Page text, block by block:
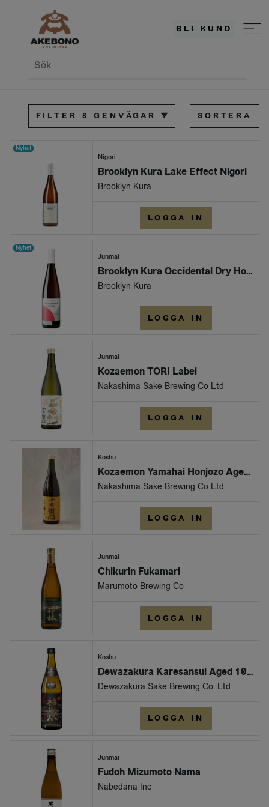
BLI KUND
Sök
FILTER & GENVÄGAR SORTERA
Nyhet
Nigori
Brooklyn Kura Lake Effect Nigori
Brooklyn Kura
LOGGA IN
Nyhet
Junmai
Brooklyn Kura Occidental Dry Hopped
Brooklyn Kura
LOGGA IN
Junmai
Kozaemon TORI Label
Nakashima Sake Brewing Co Ltd
LOGGA IN
Koshu
Kozaemon Yamahai Honjozo Aged Genshu 2019 180cl
Nakashima Sake Brewing Co Ltd
LOGGA IN
Junmai
Chikurin Fukamari
Marumoto Brewing Co
LOGGA IN
Koshu
Dewazakura Karesansui Aged 10 Years
Dewazakura Sake Brewing Co. Ltd
LOGGA IN
Junmai
Fudoh Mizumoto Nama
Nabedana Inc